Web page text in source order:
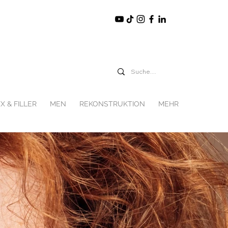
& FILLER MEN REKONSTRUKTION MEHR